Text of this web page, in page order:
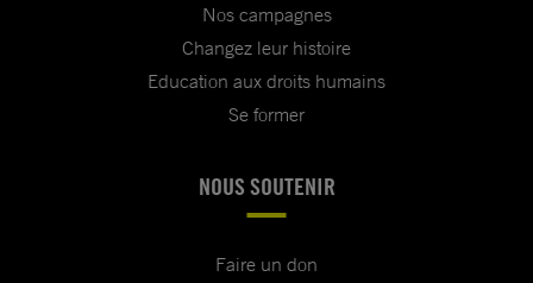
Nos campagnes
Changez leur histoire
Education aux droits humains
Se former
NOUS SOUTENIR
Faire un don